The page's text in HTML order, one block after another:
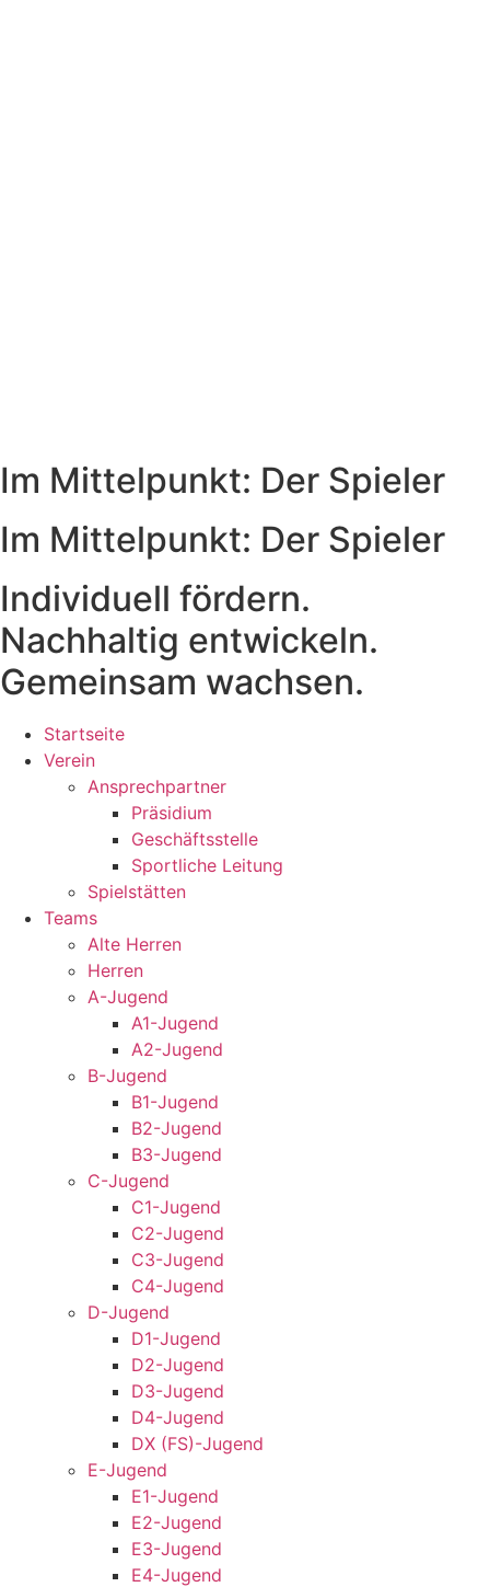
Im Mittelpunkt: Der Spieler
Im Mittelpunkt: Der Spieler
Individuell fördern.
Nachhaltig entwickeln.
Gemeinsam wachsen.
Startseite
Verein
Ansprechpartner
Präsidium
Geschäftsstelle
Sportliche Leitung
Spielstätten
Teams
Alte Herren
Herren
A-Jugend
A1-Jugend
A2-Jugend
B-Jugend
B1-Jugend
B2-Jugend
B3-Jugend
C-Jugend
C1-Jugend
C2-Jugend
C3-Jugend
C4-Jugend
D-Jugend
D1-Jugend
D2-Jugend
D3-Jugend
D4-Jugend
DX (FS)-Jugend
E-Jugend
E1-Jugend
E2-Jugend
E3-Jugend
E4-Jugend